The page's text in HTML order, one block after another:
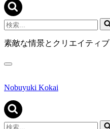
検
索...
素敵な情景とクリエイティブ
ナ
ゲ
シ
ョ
ン
Nobuyuki Kokai
検